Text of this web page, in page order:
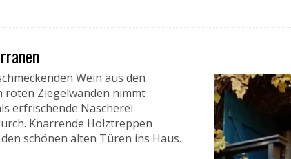
Wein aus den
roten Ziegelwänden nimmt
erfrischende Nascherei
Knarrende Holztreppen
schönen alten Türen ins Haus.